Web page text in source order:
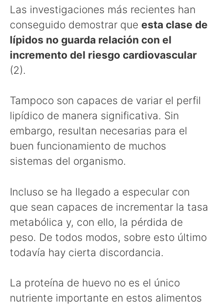
Las investigaciones más recientes han
conseguido demostrar que esta clase de
lípidos no guarda relación con el
incremento del riesgo cardiovascular
(2).
Tampoco son capaces de variar el perfil
lipídico de manera significativa. Sin
embargo, resultan necesarias para el
buen funcionamiento de muchos
sistemas del organismo.
Incluso se ha llegado a especular con
que sean capaces de incrementar la tasa
metabólica y, con ello, la pérdida de
peso. De todos modos, sobre esto último
todavía hay cierta discordancia.
La proteína de huevo no es el único
nutriente importante en estos alimentos